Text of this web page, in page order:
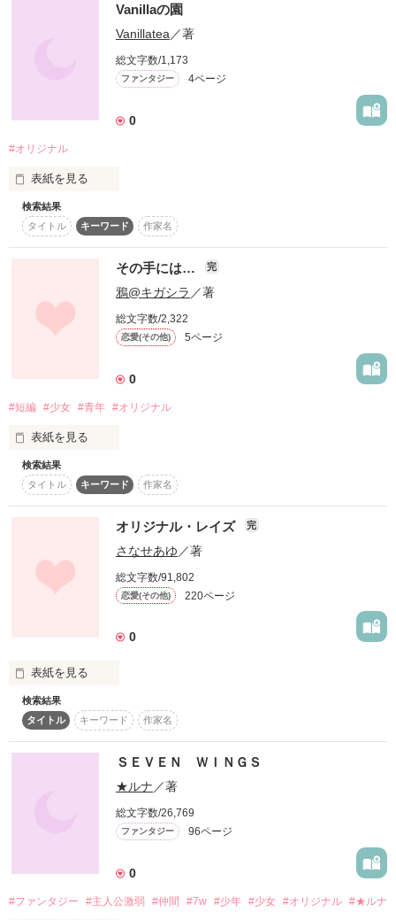
をつむって頂くとたいへん助かります。
作品を読む
Vanillaの園
Vanillatea ／著
総文字数/1,173
ファンタジー 4ページ
0
#オリジナル
表紙を見る
ーねぇ、パパ……何で私は白い髪なの？
ーーねぇ、ママ…何で私を愛してくれないの？
ーーーねぇ、何で？私が紅い目をしてるから？
幼い頃の暗かった家庭、魔獣の襲来、取り残された一人の少女
検索結果
タイトル
キーワード 作家名
その手には… 完
鴉@キガシラ ／著
総文字数/2,322
恋愛(その他) 5ページ
0
#短編 #少女 #青年 #オリジナル
表紙を見る
無人の怪しい部屋､そこに１人の少女が
現れて…………
月明かりに照らされた夜道を
１人の青年が急ぐ､その先にあるものは…
作品を読む
検索結果
タイトル
キーワード 作家名
オリジナル・レイズ 完
さなせあゆ ／著
総文字数/91,802
恋愛(その他) 220ページ
0
表紙を見る
残された命で
小さな星は
最初で最後の恋をする
刻々と死は迫っていた――
検索結果
タイトル
キーワード 作家名
ＳＥＶＥＮ ＷＩＮＧＳ
★ルナ／著
総文字数/26,769
ファンタジー 96ページ
0
#ファンタジー #主人公激弱 #仲間 #7w #少年 #少女 #オリジナル #★ルナ